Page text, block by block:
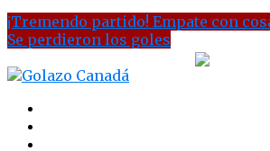
¡Tremendo partido! Empate con
Se perdieron los goles